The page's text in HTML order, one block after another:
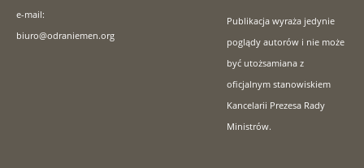
e-mail:
biuro@odraniemen.org
Publikacja wyraża jedynie
poglądy autorów i nie może
być utożsamiana z
oficjalnym stanowiskiem
Kancelarii Prezesa Rady
Ministrów.